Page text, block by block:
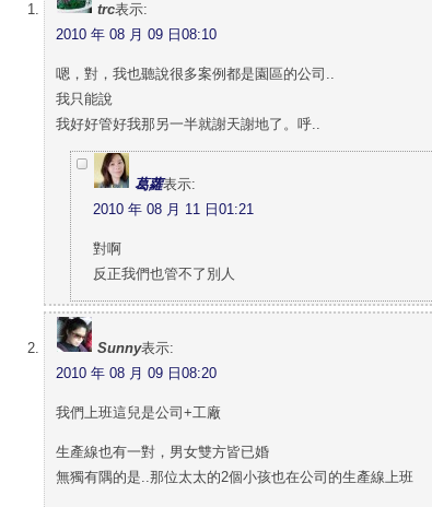
trc表示:
2010 年 08 月 09 日08:10
嗯，對，我也聽說很多案例都是園區的公司..
我只能說
我好好管好我那另一半就謝天謝地了。呼..
葛蘿表示:
2010 年 08 月 11 日01:21
對啊
反正我們也管不了別人
Sunny表示:
2010 年 08 月 09 日08:20
我們上班這兒是公司+工廠
生產線也有一對，男女雙方皆已婚
無獨有隅的是..那位太太的2個小孩也在公司的生產線上班